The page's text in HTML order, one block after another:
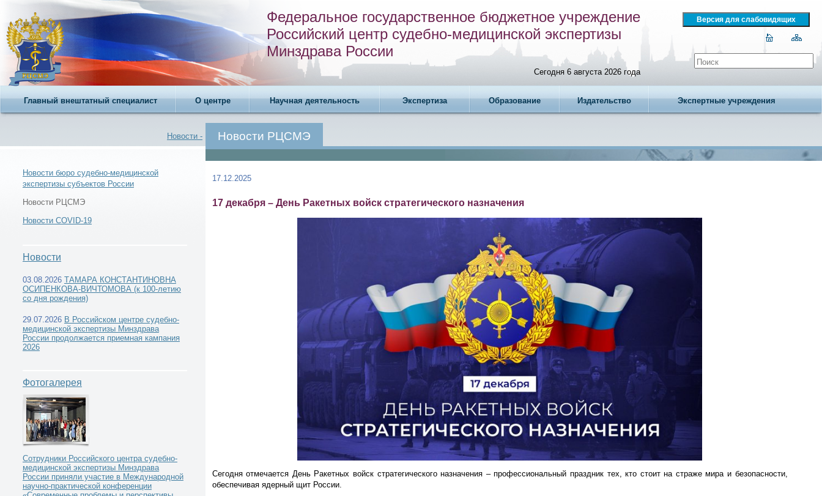
Федеральное государственное бюджетное учреждение
Российский центр судебно-медицинской экспертизы
Минздрава России
Сегодня 6 августа 2026 года
Главный внештатный специалист О центре Научная деятельность Экспертиза Образование Издательство Экспертные учреждения
Новости - Новости РЦСМЭ
Новости бюро судебно-медицинской
экспертизы субъектов России
Новости РЦСМЭ
Новости COVID-19
Новости
03.08.2026 ТАМАРА КОНСТАНТИНОВНА
ОСИПЕНКОВА-ВИЧТОМОВА (к 100-летию
со дня рождения)
29.07.2026 В Российском центре судебно-
медицинской экспертизы Минздрава
России продолжается приемная кампания
2026
Фотогалерея
Сотрудники Российского центра судебно-
медицинской экспертизы Минздрава
России приняли участие в Международной
научно-практической конференции
17.12.2025
17 декабря – День Ракетных войск стратегического назначения
Сегодня отмечается День Ракетных войск стратегического назначения – профессиональный праздник тех, кто стоит на страже мира и безопасности,
обеспечивая ядерный щит России.